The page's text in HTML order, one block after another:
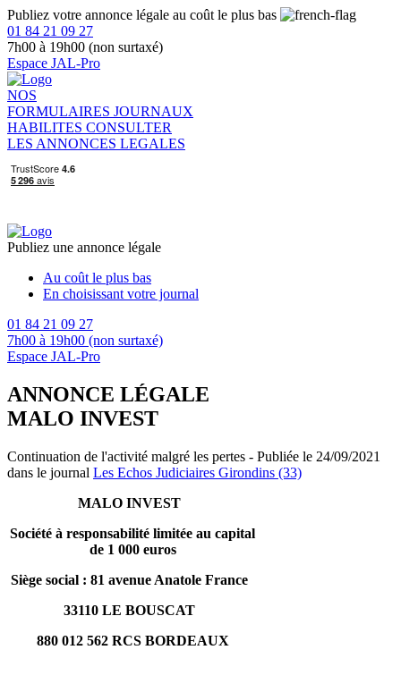
Publiez votre annonce légale au coût le plus bas
01 84 21 09 27
7h00 à 19h00 (non surtaxé)
Espace JAL-Pro
NOS
FORMULAIRES JOURNAUX
HABILITES CONSULTER
LES ANNONCES LEGALES
Publiez une annonce légale
Au coût le plus bas
En choisissant votre journal
01 84 21 09 27
7h00 à 19h00 (non surtaxé)
Espace JAL-Pro
ANNONCE LÉGALE
MALO INVEST
Continuation de l'activité malgré les pertes - Publiée le 24/09/2021
dans le journal Les Echos Judiciaires Girondins (33)
MALO INVEST
Société à responsabilité limitée au capital
de 1 000 euros
Siège social : 81 avenue Anatole France
33110 LE BOUSCAT
880 012 562 RCS BORDEAUX